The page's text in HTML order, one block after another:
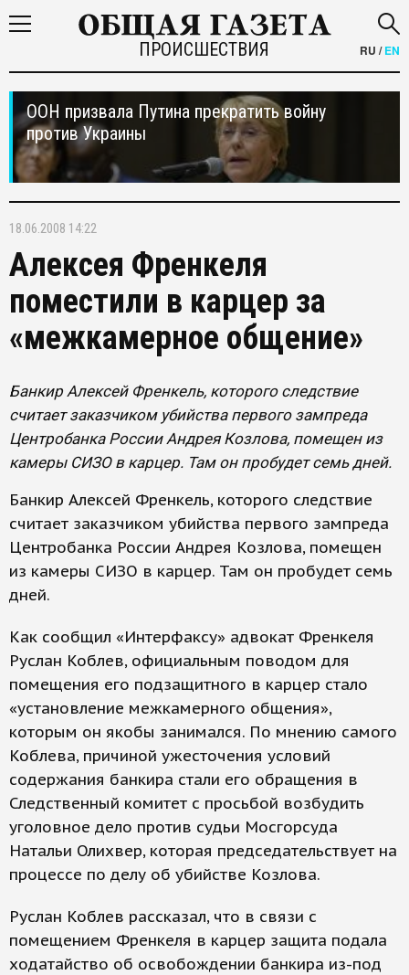
ПРОИСШЕСТВИЯ RU /EN
ООН призвала Путина прекратить войну
против Украины
18.06.2008 14:22
Алексея Френкеля
поместили в карцер за
«межкамерное общение»
Банкир Алексей Френкель, которого следствие
считает заказчиком убийства первого зампреда
Центробанка России Андрея Козлова, помещен из
камеры СИЗО в карцер. Там он пробудет семь дней.
Банкир Алексей Френкель, которого следствие
считает заказчиком убийства первого зампреда
Центробанка России Андрея Козлова, помещен
из камеры СИЗО в карцер. Там он пробудет семь
дней.
Как сообщил «Интерфаксу» адвокат Френкеля
Руслан Коблев, официальным поводом для
помещения его подзащитного в карцер стало
«установление межкамерного общения»,
которым он якобы занимался. По мнению самого
Коблева, причиной ужесточения условий
содержания банкира стали его обращения в
Следственный комитет с просьбой возбудить
уголовное дело против судьи Мосгорсуда
Натальи Олихвер, которая председательствует на
процессе по делу об убийстве Козлова.
Руслан Коблев рассказал, что в связи с
помещением Френкеля в карцер защита подала
ходатайство об освобождении банкира из-под